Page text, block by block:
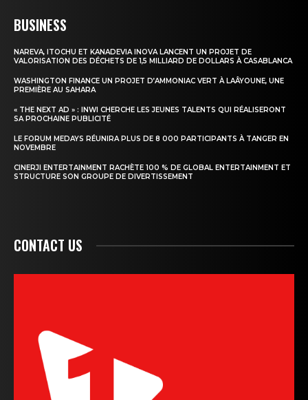
BUSINESS
NAREVA, ITOCHU ET KANADEVIA INOVA LANCENT UN PROJET DE
VALORISATION DES DÉCHETS DE 1,5 MILLIARD DE DOLLARS À CASABLANCA
WASHINGTON FINANCE UN PROJET D’AMMONIAC VERT À LAÂYOUNE, UNE
PREMIÈRE AU SAHARA
« THE NEXT AD » : INWI CHERCHE LES JEUNES TALENTS QUI RÉALISERONT
SA PROCHAINE PUBLICITÉ
LE FORUM MEDAYS RÉUNIRA PLUS DE 8 000 PARTICIPANTS À TANGER EN
NOVEMBRE
CINERJI ENTERTAINMENT RACHÈTE 100 % DE GLOBAL ENTERTAINMENT ET
STRUCTURE SON GROUPE DE DIVERTISSEMENT
CONTACT US